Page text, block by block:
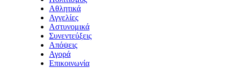
Αθλητικά
Αγγελίες
Αστυνομικά
Συνεντεύξεις
Απόψεις
Αγορά
Επικοινωνία